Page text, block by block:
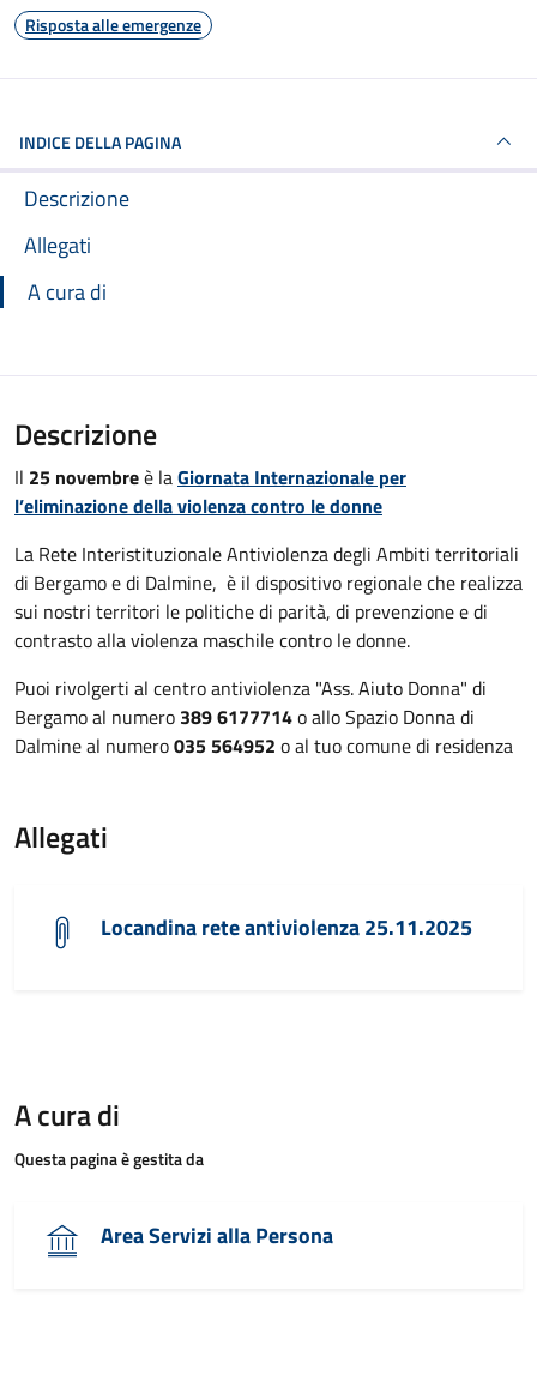
Risposta alle emergenze
INDICE DELLA PAGINA
Descrizione
Allegati
A cura di
Descrizione
Il 25 novembreè laGiornata Internazionale per
l’eliminazione della violenza contro le donne
La Rete Interistituzionale Antiviolenza degli Ambiti territoriali
di Bergamo e di Dalmine, è il dispositivo regionale che realizza
sui nostri territori le politiche di parità, di prevenzione e di
contrasto alla violenza maschile contro le donne.
Puoi rivolgerti al centro antiviolenza "Ass. Aiuto Donna" di
Bergamo al numero 389 6177714o allo Spazio Donna di
Dalmine al numero035 564952 o al tuo comune di residenza
Allegati
Locandina rete antiviolenza 25.11.2025
A cura di
Questa pagina è gestita da
Area Servizi alla Persona